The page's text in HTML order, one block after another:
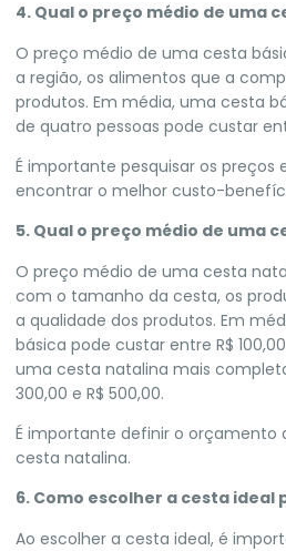
4. Qual o preço médio de uma
O preço médio de uma cesta
a região, os alimentos que a
produtos. Em média, uma cesta
de quatro pessoas pode custar
É importante pesquisar os preços
encontrar o melhor custo-
5. Qual o preço médio de uma
O preço médio de uma cesta
com o tamanho da cesta, os
a qualidade dos produtos. Em
básica pode custar entre R$
uma cesta natalina mais
300,00 e R$ 500,00.
É importante definir o orçamento
cesta natalina.
6. Como escolher a cesta ideal
Ao escolher a cesta ideal, é